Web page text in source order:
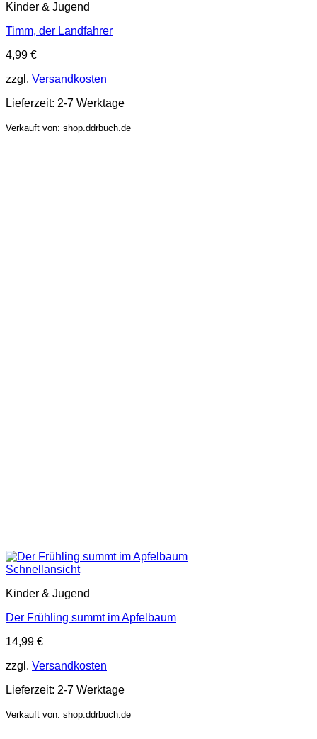
Kinder & Jugend
Timm, der Landfahrer
4,99 €
zzgl. Versandkosten
Lieferzeit: 2-7 Werktage
Verkauft von: shop.ddrbuch.de
Schnellansicht
Kinder & Jugend
Der Frühling summt im Apfelbaum
14,99 €
zzgl. Versandkosten
Lieferzeit: 2-7 Werktage
Verkauft von: shop.ddrbuch.de